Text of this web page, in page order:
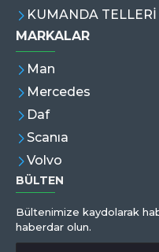
KUMANDA TELLERİ
MARKALAR
Man
Mercedes
Daf
Scanıa
Volvo
BÜLTEN
Bültenimize kaydolarak
haberdar olun.